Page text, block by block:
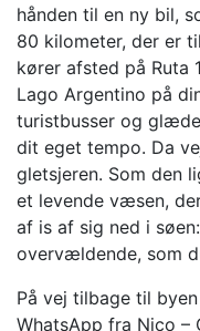
hånden til en ny bil,
80 kilometer, der er
kører afsted på Ruta
Lago Argentino på
turistbusser og
dit eget tempo. Da
gletsjeren. Som den
et levende væsen,
af is af sig ned i
overvældende, som
På vej tilbage til
WhatsApp fra Nico –